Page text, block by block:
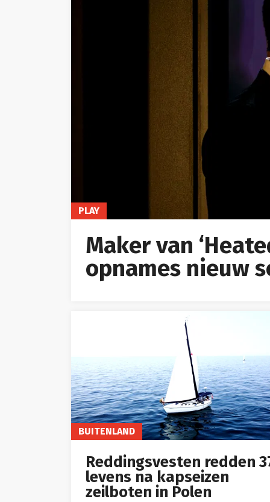
PLAY
Maker van
opnames nieuw
BUITENLAND
Reddingsvesten redden
levens na kapseizen
zeilboten in Polen